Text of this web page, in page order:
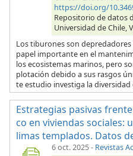
https://doi.org/
Repositorio de datos
Universidad de Chile,
Los tiburones son
papel importante en el
los ecosistemas marinos, pero
plotación debido a sus rasgos
te estudio investiga la diversidad
Estrategias pasivas
co en viviendas sociales:
limas templados. Datos
6 oct. 2025- Revistas